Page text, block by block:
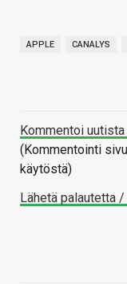
APPLE CANALYS
Kommentoi
(Kommentointi
käytöstä)
Lähetä palautetta